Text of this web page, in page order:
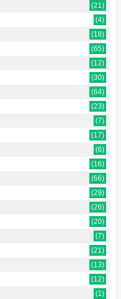
(21)
(4)
(18)
(65)
(12)
(30)
(64)
(23)
(7)
(17)
(6)
(16)
(66)
(29)
(26)
(20)
(7)
(21)
(13)
(12)
(1)